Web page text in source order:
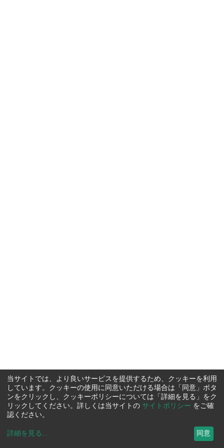
当サイトでは、より良いサービスを提供するため、クッキーを利用
しています。クッキーの使用に同意いただける場合は「同意」ボタ
ンをクリックし、クッキーポリシーについては「詳細を見る」をク
リックしてください。詳しくは当サイトの サイトポリシー をご確
認ください。
詳細を見る ... 同意